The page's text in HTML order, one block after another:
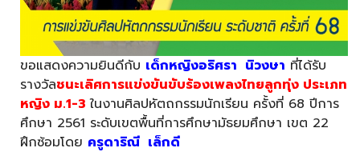
ขอแสดงความยินดีกับ เด็กหญิงอริศรา นิวงษา ที่ได้รับ
รางวัลชนะเลิศการแข่งขันขับร้องเพลงไทยลูกทุ่ง ประเภท
หญิง ม.1-3 ในงานศิลปหัตถกรรมนักเรียน ครั้งที่ 68 ปีการ
ศึกษา 2561 ระดับเขตพื้นที่การศึกษามัธยมศึกษา เขต 22
ฝึกซ้อมโดย ครูดาริณี เล็กดี